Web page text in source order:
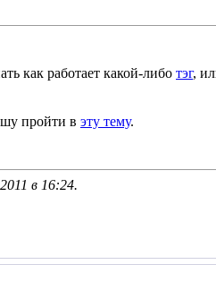
как работает какой-либо тэг,
пройти в эту тему.
в 16:24.